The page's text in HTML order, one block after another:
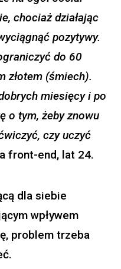
chociaż działając
pozytywy.
do 60
złotem (śmiech).
miesięcy i po
o tym, żeby znowu
czy uczyć
front-end, lat 24.
dla siebie
wpływem
problem trzeba